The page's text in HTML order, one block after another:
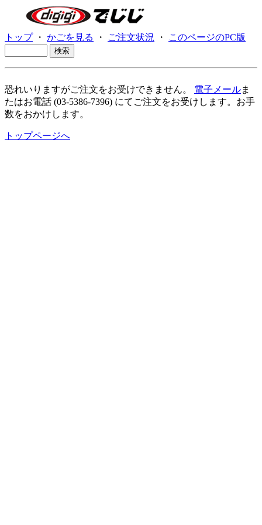
トップ・ かごを見る ・ ご注文状況 ・ このページのPC版
恐れいりますがご注文をお受けできません。 電子メールま
たはお電話 (03-5386-7396) にてご注文をお受けします。お手
数をおかけします。
トップページへ